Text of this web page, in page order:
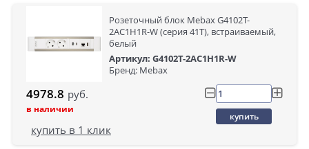
Розеточный блок Mebax G4102T-
2AC1H1R-W (серия 41T), встраиваемый,
белый
Артикул: G4102T-2AC1H1R-W
Бренд: Mebax
4978.8 руб.
в наличии
купить
купить в 1 клик